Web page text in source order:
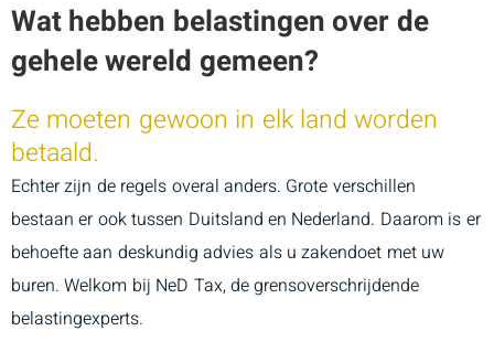
Wat hebben belastingen over de
gehele wereld gemeen?
Ze moeten gewoon in elk land worden
betaald.
Echter zijn de regels overal anders. Grote verschillen
bestaan er ook tussen Duitsland en Nederland. Daarom is er
behoefte aan deskundig advies als u zakendoet met uw
buren. Welkom bij NeD Tax, de grensoverschrijdende
belastingexperts.